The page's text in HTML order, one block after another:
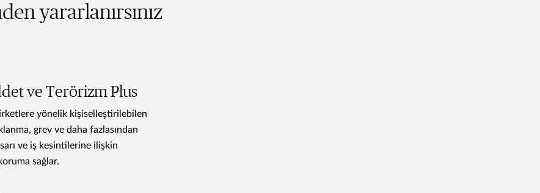
yararlanırsınız
ve Terörizm Plus
yönelik kişiselleştirilebilen
grev ve daha fazlasından
ve iş kesintilerine ilişkin
sağlar.